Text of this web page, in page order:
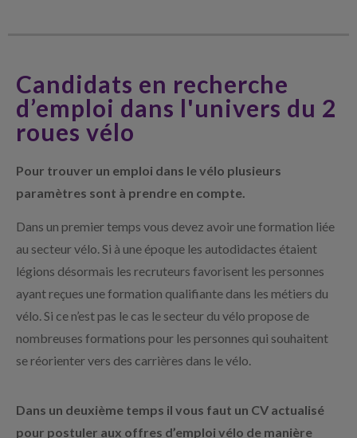
Candidats en recherche
d’emploi dans l'univers du 2
roues vélo
Pour trouver un emploi dans le vélo plusieurs
paramètres sont à prendre en compte.
Dans un premier temps vous devez avoir une formation liée
au secteur vélo. Si à une époque les autodidactes étaient
légions désormais les recruteurs favorisent les personnes
ayant reçues une formation qualifiante dans les métiers du
vélo. Si ce n’est pas le cas le secteur du vélo propose de
nombreuses formations pour les personnes qui souhaitent
se réorienter vers des carrières dans le vélo.
Dans un deuxième temps il vous faut un CV actualisé
pour postuler aux offres d’emploi vélo de manière